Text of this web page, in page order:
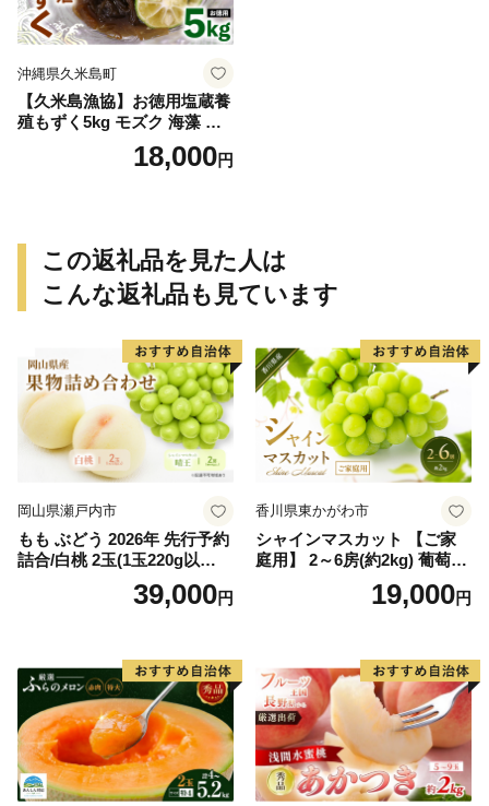
沖縄県久米島町
【久米島漁協】お徳用塩蔵養
殖もずく5kg モズク 海藻 も
ずく酢 味噌汁 スープ 天ぷら
ざるもずく 釜揚げもずく 食
え 沖縄 収穫
18,000円
この返礼品を見た人は
こんな返礼品も見ています
岡山県瀬戸内市
もも ぶどう 2026年 先行予約
詰合/白桃 2玉(1玉220g以
上)・シャインマスカット 晴
39,000円
香川県東かがわ市
シャインマスカット 【ご家
庭用】 2～6房(約2kg) 葡萄 ぶ
どう ブドウ フルーツ 果物 く
だもの 果実 旬の果物 旬のフ
19,000円